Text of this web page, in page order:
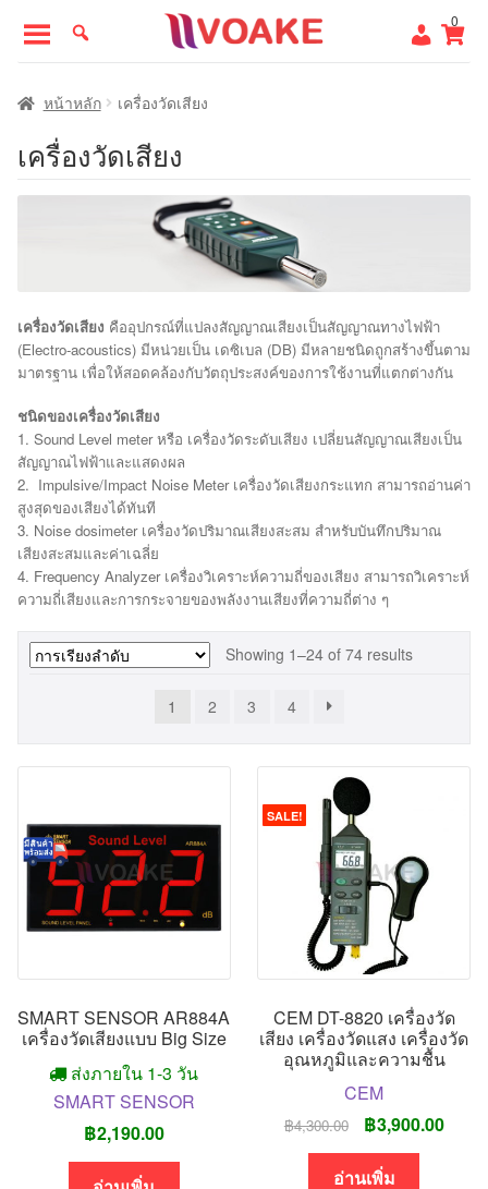
to
navigation
to
content
0
หน้าแรก
หน้าหลัก เครื่องวัดเสียง
เครื่องวัดเสียง
เครื่องวัดเสียง คืออุปกรณ์ที่แปลงสัญญาณเสียงเป็นสัญญาณทางไฟฟ้า
(Electro-acoustics) มีหน่วยเป็น เดซิเบล (DB) มีหลายชนิดถูกสร้างขึ้นตาม
มาตรฐาน เพื่อให้สอดคล้องกับวัตถุประสงค์ของการใช้งานที่แตกต่างกัน
ชนิดของเครื่องวัดเสียง
1. Sound Level meter หรือ เครื่องวัดระดับเสียง เปลี่ยนสัญญาณเสียงเป็น
สัญญาณไฟฟ้าและแสดงผล
2. Impulsive/Impact Noise Meter เครื่องวัดเสียงกระแทก สามารถอ่านค่า
สูงสุดของเสียงได้ทันที
3. Noise dosimeter เครื่องวัดปริมาณเสียงสะสม สำหรับบันทึกปริมาณ
เสียงสะสมและค่าเฉลี่ย
4. Frequency Analyzer เครื่องวิเคราะห์ความถี่ของเสียง สามารถวิเคราะห์
ความถี่เสียงและการกระจายของพลังงานเสียงที่ความถี่ต่าง ๆ
Showing 1–24 of 74 results
1 2 3 4
SMART SENSOR AR884A
เครื่องวัดเสียงแบบ Big Size
ส่งภายใน 1-3 วัน
SMART SENSOR
฿2,190.00
CEM DT-8820 เครื่องวัด
เสียง เครื่องวัดแสง เครื่องวัด
อุณหภูมิและความชื้น
SALE!
CEM
฿4,300.00
Original
price
was:
฿3,900.00
อ่านเพิ่ม